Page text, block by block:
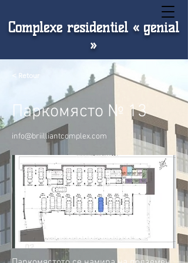
Complexe résidentiel « génial
»
< Retour
Паркомясто № 13
info@briilliantcomplex.com